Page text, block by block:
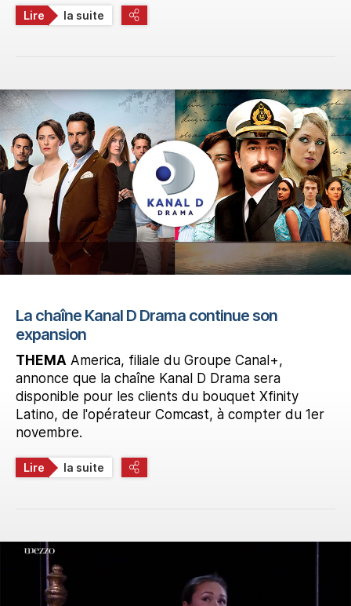
Lire la suite
La chaîne Kanal D Drama continue son
expansion
THEMA America, filiale du Groupe Canal+,
annonce que la chaîne Kanal D Drama sera
disponible pour les clients du bouquet Xfinity
Latino, de l'opérateur Comcast, à compter du 1er
novembre.
Lire la suite